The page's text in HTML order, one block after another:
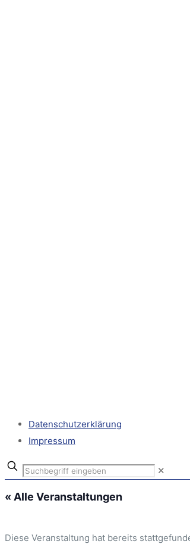
Datenschutzerklärung
Impressum
✕
« Alle Veranstaltungen
Diese Veranstaltung hat bereits